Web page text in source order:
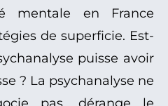
mentale en France
de superficie. Est-
puisse avoir
? La psychanalyse ne